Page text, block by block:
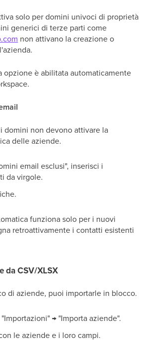
solo per domini univoci di proprietà
generici di terze parti come
non attivano la creazione o
opzione è abilitata automaticamente
domini non devono attivare la
delle aziende.
email esclusi", inserisci i
da virgole.
funziona solo per i nuovi
retroattivamente i contatti esistenti
da CSV/XLSX
di aziende, puoi importarle in blocco.
→ "Importa aziende".
le aziende e i loro campi.